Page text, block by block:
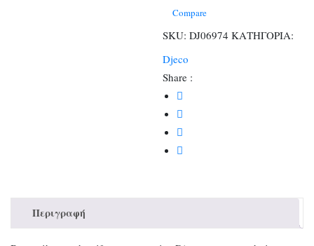
Compare
SKU: DJ06974 ΚΑΤΗΓΟΡΙΑ:
Djeco
Share :
Περιγραφή